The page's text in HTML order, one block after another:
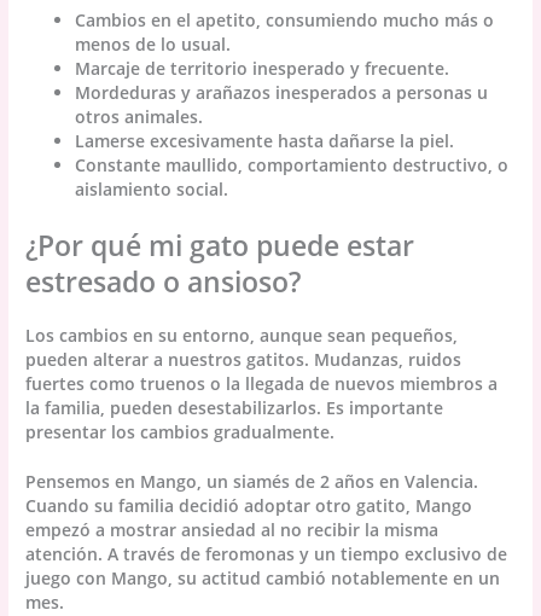
Cambios en el apetito, consumiendo mucho más o
menos de lo usual.
Marcaje de territorio inesperado y frecuente.
Mordeduras y arañazos inesperados a personas u
otros animales.
Lamerse excesivamente hasta dañarse la piel.
Constante maullido, comportamiento destructivo, o
aislamiento social.
¿Por qué mi gato puede estar
estresado o ansioso?
Los cambios en su entorno, aunque sean pequeños,
pueden alterar a nuestros gatitos. Mudanzas, ruidos
fuertes como truenos o la llegada de nuevos miembros a
la familia, pueden desestabilizarlos. Es importante
presentar los cambios gradualmente.
Pensemos en Mango, un siamés de 2 años en Valencia.
Cuando su familia decidió adoptar otro gatito, Mango
empezó a mostrar ansiedad al no recibir la misma
atención. A través de feromonas y un tiempo exclusivo de
juego con Mango, su actitud cambió notablemente en un
mes.